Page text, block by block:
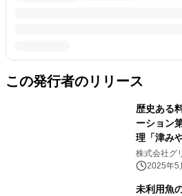
この発行者のリリース
歴史ある
ーション
理「津み
シチュー
販売
株式会社グ
2025年5
未利用魚